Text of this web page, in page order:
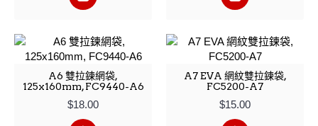
A6 雙拉鍊網袋,
125x160mm, FC9440-A6
$18.00
A7 EVA 網紋雙拉鍊袋,
FC5200-A7
$15.00